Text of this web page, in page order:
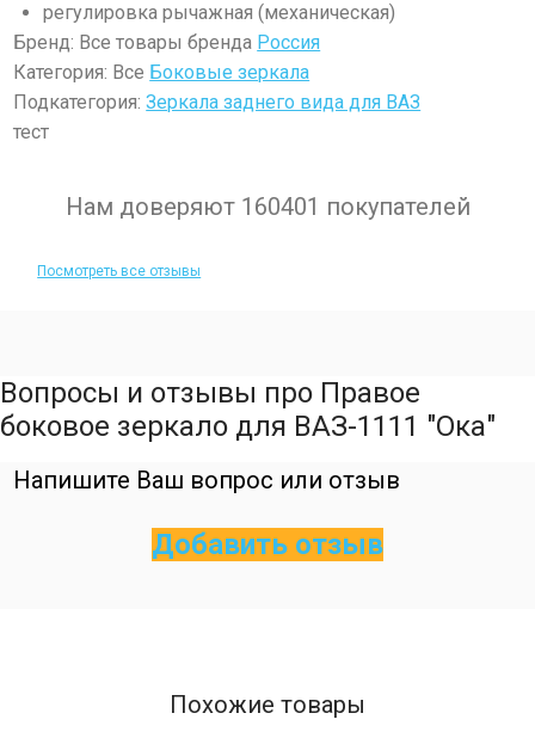
регулировка рычажная (механическая)
Бренд: Все товары бренда Россия
Категория: Все Боковые зеркала
Подкатегория:Зеркала заднего вида для ВАЗ
тест
Нам доверяют 160401 покупателей
Посмотреть все отзывы
Вопросы и отзывы про Правое
боковое зеркало для ВАЗ-1111 "Ока"
Напишите Ваш вопрос или отзыв
Добавить отзыв
Похожие товары